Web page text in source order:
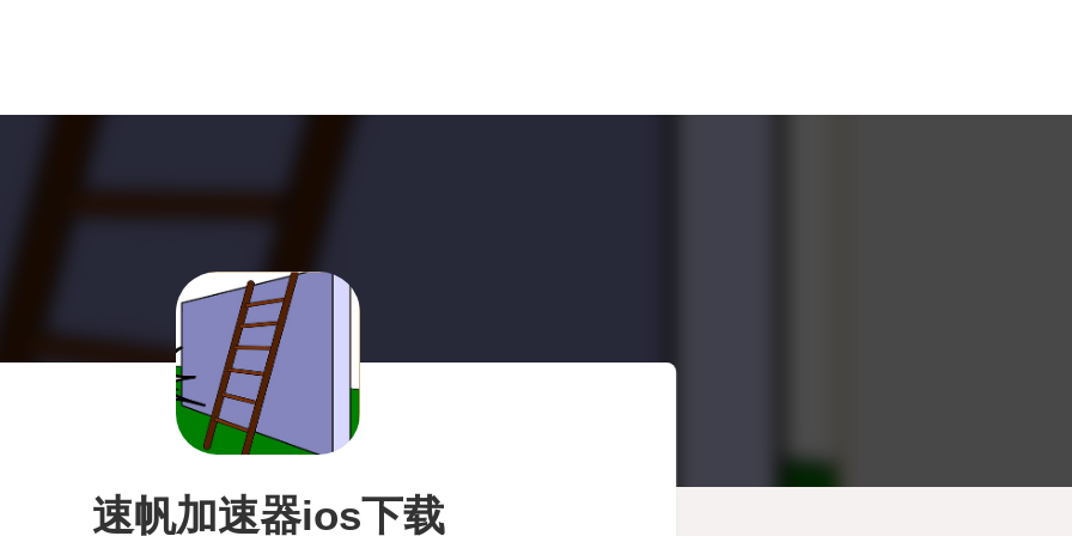
速帆加速器ios下载